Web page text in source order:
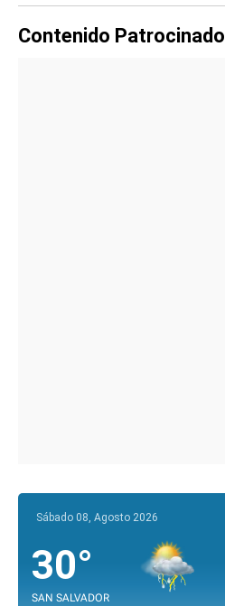
Contenido Patrocinado
Sábado 08, Agosto 2026
30°
SAN SALVADOR